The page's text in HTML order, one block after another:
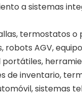
a sistemas
termostatos o
AGV,
portátiles,
de inventario,
sistemas